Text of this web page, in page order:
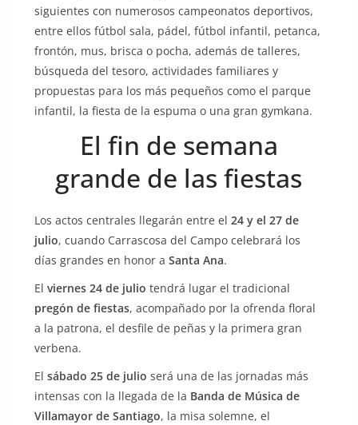
siguientes con numerosos campeonatos deportivos,
entre ellos fútbol sala, pádel, fútbol infantil, petanca,
frontón, mus, brisca o pocha, además de talleres,
búsqueda del tesoro, actividades familiares y
propuestas para los más pequeños como el parque
infantil, la fiesta de la espuma o una gran gymkana.
El fin de semana
grande de las fiestas
Los actos centrales llegarán entre el 24 y el 27 de
julio, cuando Carrascosa del Campo celebrará los
días grandes en honor a Santa Ana.
El viernes 24 de julio tendrá lugar el tradicional
pregón de fiestas, acompañado por la ofrenda floral
a la patrona, el desfile de peñas y la primera gran
verbena.
El sábado 25 de julio será una de las jornadas más
intensas con la llegada de la Banda de Música de
Villamayor de Santiago, la misa solemne, el